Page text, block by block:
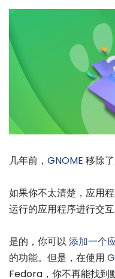
几年前， GNOME 移除
如果你不太清楚，应用
运行的应用程序进行交互
是的，你可以添加一个
的功能。但是，在使用
Fedora，你不再能找到